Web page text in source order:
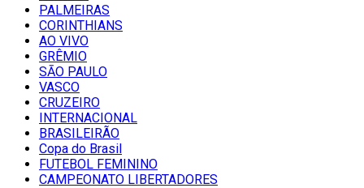
PALMEIRAS
CORINTHIANS
AO VIVO
GRÊMIO
SĀO PAULO
VASCO
CRUZEIRO
INTERNACIONAL
BRASILEIRÃO
Copa do Brasil
FUTEBOL FEMININO
CAMPEONATO LIBERTADORES